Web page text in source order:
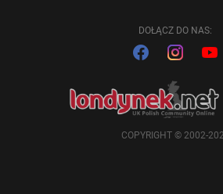
DOŁĄCZ DO NAS:
COPYRIGHT © 2002-